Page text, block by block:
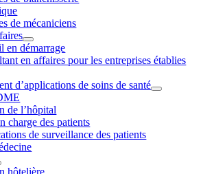
de mécaniciens
en démarrage
en affaires pour les entreprises établies
d’applications de soins de santé
de l’hôpital
charge des patients
de surveillance des patients
hôtelière